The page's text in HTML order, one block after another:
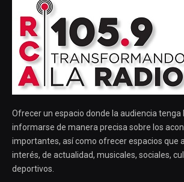
Ofrecer un espacio donde la audiencia tenga
informarse de manera precisa sobre los
importantes, así como ofrecer espacios que
interés, de actualidad, musicales, sociales,
deportivos.